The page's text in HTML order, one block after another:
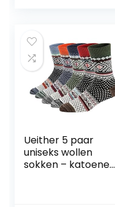
Sokken
Ueither 5 paar
uniseks wollen
sokken – katoenen